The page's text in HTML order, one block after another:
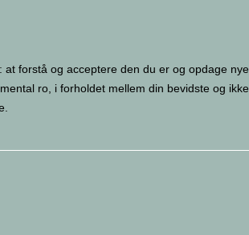
forstå og acceptere den du er og opdage nye
ro, i forholdet mellem din bevidste og ikke